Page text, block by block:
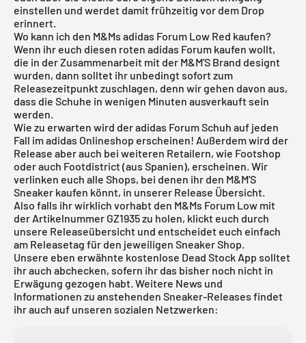
einstellen und werdet damit frühzeitig vor dem Drop
erinnert.
Wo kann ich den M&Ms adidas Forum Low Red kaufen?
Wenn ihr euch diesen roten adidas Forum kaufen wollt,
die in der Zusammenarbeit mit der M&M'S Brand designt
wurden, dann solltet ihr unbedingt sofort zum
Releasezeitpunkt zuschlagen, denn wir gehen davon aus,
dass die Schuhe in wenigen Minuten ausverkauft sein
werden.
Wie zu erwarten wird der adidas Forum Schuh auf jeden
Fall im adidas Onlineshop erscheinen! Außerdem wird der
Release aber auch bei weiteren Retailern, wie Footshop
oder auch Footdistrict (aus Spanien), erscheinen. Wir
verlinken euch alle Shops, bei denen ihr den M&M'S
Sneaker kaufen könnt, in unserer Release Übersicht.
Also falls ihr wirklich vorhabt den M&Ms Forum Low mit
der Artikelnummer GZ1935 zu holen, klickt euch durch
unsere Releaseübersicht und entscheidet euch einfach
am Releasetag für den jeweiligen Sneaker Shop.
Unsere eben erwähnte kostenlose Dead Stock App solltet
ihr auch abchecken, sofern ihr das bisher noch nicht in
Erwägung gezogen habt. Weitere News und
Informationen zu anstehenden Sneaker-Releases findet
ihr auch auf unseren sozialen Netzwerken: